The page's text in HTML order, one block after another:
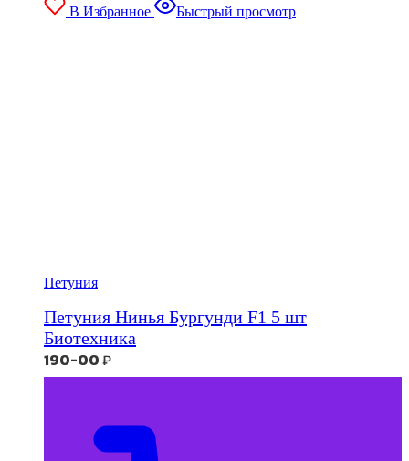
В Избранное
Быстрый просмотр
Петуния
Петуния Нинья Бургунди F1 5 шт
Биотехника
190-00₽